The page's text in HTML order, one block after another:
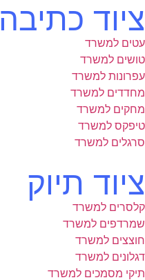
ציוד כתיבה
עטים למשרד
טושים למשרד
עפרונות למשרד
מחדדים למשרד
מחקים למשרד
טיפקס למשרד
סרגלים למשרד
ציוד תיוק
קלסרים למשרד
שמרדפים למשרד
חוצצים למשרד
דגלונים למשרד
תיקי מסמכים למשרד